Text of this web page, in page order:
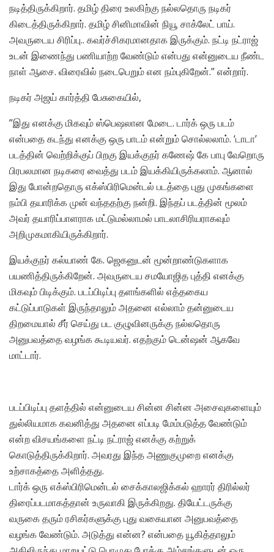
நடித்திருக்கிறார். தமிழ் திரை உலகிற்கு நல்லதொரு நடிகர்
கிடைத்திருக்கிறார். தமிழ் சினிமாவின் நியூ சாக்லேட் பாய்.
அவருடைய சிரிப்பு.. கவர்ச்சிகரமானதாக இருக்கும். நட்டி நட்ராஜ்
உடன் இணைந்து பணியாற்ற வேண்டும் என்பது என்னுடைய நீண்ட
நாள் ஆசை. விரைவில் நடைபெறும் என நம்புகிறேன்.” என்றார்.
நடிகர் அஜய் கார்த்தி பேசுகையில்,
”இது எனக்கு மிகவும் ஸ்பெஷலான மேடை. டார்க் ஒரு படம்
என்பதை கடந்து எனக்கு ஒரு பாடம் என்றும் சொல்லலாம். ‘டாடா’
படத்தின் வெற்றிக்குப் பிறகு இயக்குநர் கணேஷ் கே பாபு வேறொரு
பிரபலமான நடிகரை வைத்து படம் இயக்கியிருக்கலாம். ஆனால்
இது போன்றதொரு எக்ஸ்பிரிமென்டல் படத்தை புது முகங்களை
நம்பி தயாரிக்க முன் வந்ததற்கு நன்றி. இந்தப் படத்தின் மூலம்
அவர் தயாரிப்பாளராக மட்டுமல்லாமல் பாடலாசிரியராகவும்
அறிமுகமாகியிருக்கிறார்.
இயக்குநர் கல்யாண் கே. ஜெகனுடன் மூன்றாண்டுகளாக
பயணித்திருக்கிறேன். அவருடைய சமயோஜித புத்தி எனக்கு
மிகவும் பிடிக்கும். படப்பிடிப்பு தளங்களில் எத்தகைய
கட்டுப்பாடுகள் இருந்தாலும் அதனை எல்லாம் தன்னுடைய
திறமையால் சீர் செய்து பட குழுவினருக்கு நல்லதொரு
அனுபவத்தை வழங்க கூடியவர். எதற்கும் டென்ஷன் ஆகவே
மாட்டார்.
படப்பிடிப்பு தளத்தில் என்னுடைய சின்ன சின்ன அசைவுகளையும்
துல்லியமாக கவனித்து அதனை எப்படி மேம்படுத்த வேண்டும்
என்ற விசயங்களை நட்டி நட்ராஜ் எனக்கு கற்றுக்
கொடுத்திருக்கிறார். அவரது இந்த அணுகுமுறை எனக்கு
உற்சாகத்தை அளித்தது.
டார்க் ஒரு எக்ஸ்பிரிமென்டல் சைக்காலஜிக்கல் ஹாரர் திரில்லர்
திரைப்படமாகத்தான் உருவாகி இருக்கிறது. தியேட்டருக்கு
வருகை தரும் ரசிகர்களுக்கு புது வகையான அனுபவத்தை
வழங்க வேண்டும். அடுத்து என்ன? என்பதை யூகித்தாலும்